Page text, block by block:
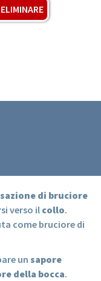
di bruciore
verso il collo.
come bruciore di
un sapore
della bocca.